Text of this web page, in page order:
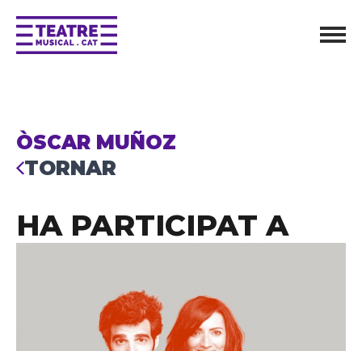
ÒSCAR MUÑOZ
TORNAR
HA PARTICIPAT A